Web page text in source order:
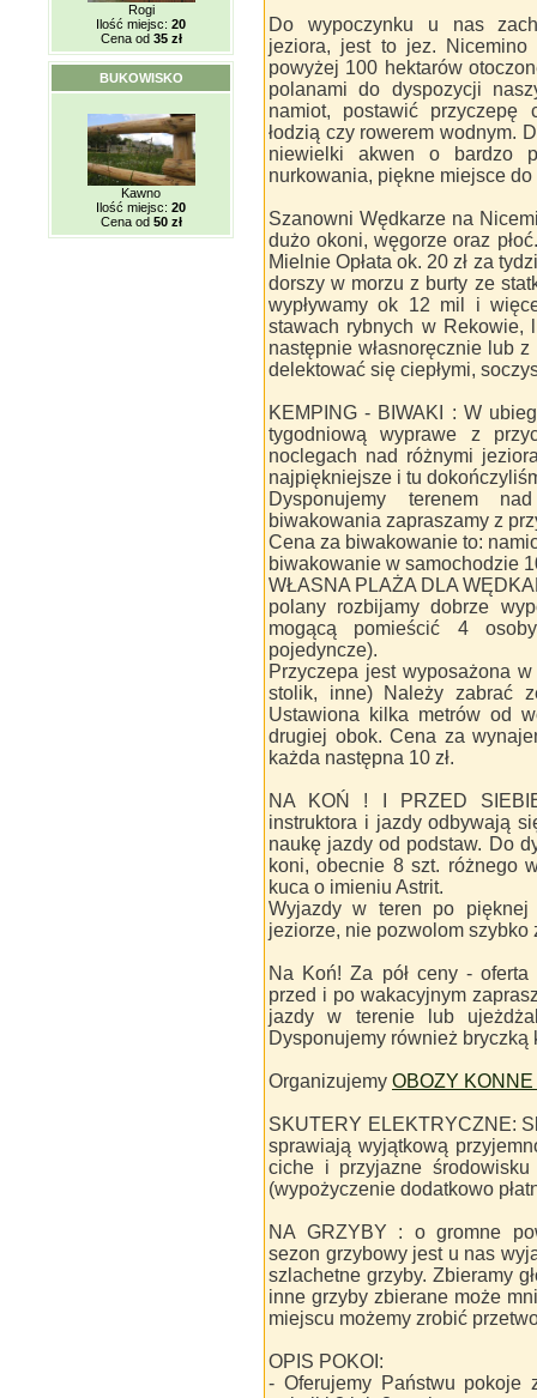
Rogi
Ilość miejsc: 20
Cena od 35 zł
BUKOWISKO
Kawno
Ilość miejsc: 20
Cena od 50 zł
Do wypoczynku u nas
jeziora, jest to jez.
powyżej 100 hektarów
polanami do dyspozycji
namiot, postawić przyczepę
łodzią czy rowerem wodnym.
niewielki akwen o bardzo
nurkowania, piękne miejsce
Szanowni Wędkarze na
dużo okoni, węgorze oraz
Mielnie Opłata ok. 20 zł za
dorszy w morzu z burty ze
wypływamy ok 12 mil i
stawach rybnych w Rekowie,
następnie własnoręcznie lub
delektować się ciepłymi,
KEMPING - BIWAKI : W
tygodniową wyprawe z
noclegach nad różnymi
najpiękniejsze i tu
Dysponujemy terenem
biwakowania zapraszamy z
Cena za biwakowanie to:
biwakowanie w samochodzie
WŁASNA PLAŻA DLA
polany rozbijamy dobrze
mogącą pomieścić 4
pojedyncze).
Przyczepa jest wyposażona
stolik, inne) Należy zabrać
Ustawiona kilka metrów od
drugiej obok. Cena za
każda następna 10 zł.
NA KOŃ ! I PRZED
instruktora i jazdy odbywają
naukę jazdy od podstaw. Do
koni, obecnie 8 szt. różnego
kuca o imieniu Astrit.
Wyjazdy w teren po
jeziorze, nie pozwolom
Na Koń! Za pół ceny -
przed i po wakacyjnym
jazdy w terenie lub
Dysponujemy również bryczką
Organizujemy OBOZY
SKUTERY ELEKTRYCZNE:
sprawiają wyjątkową
ciche i przyjazne
(wypożyczenie dodatkowo
NA GRZYBY : o gromne
sezon grzybowy jest u nas
szlachetne grzyby. Zbieramy
inne grzyby zbierane może
miejscu możemy zrobić
OPIS POKOI:
- Oferujemy Państwu pokoje